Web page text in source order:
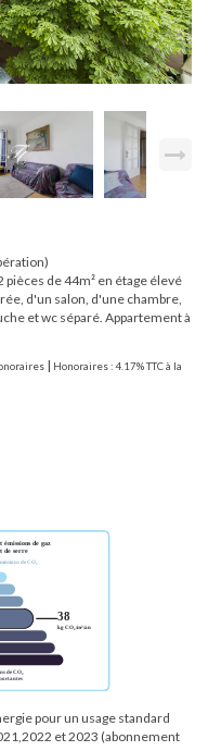
de 44m² en étage élevé
d'un salon, d'une chambre,
et wc séparé. Appartement à
| Honoraires : 4.17% TTC à la
pour un usage standard
et 2023 (abonnement